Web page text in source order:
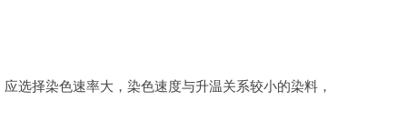
选择染色速率大，染色速度与升温关系较小的染料，